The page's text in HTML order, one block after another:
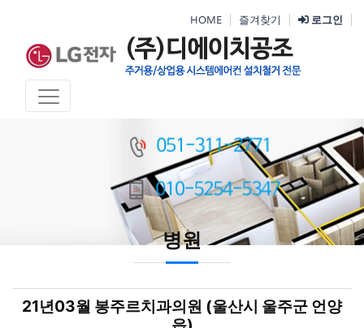
HOME 즐겨찾기 로그인
병원
21년03월 봉주르치과의원 (울산시 울주군 언양